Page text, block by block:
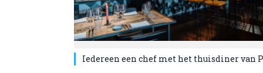
Iedereen een chef met het thuisdiner van